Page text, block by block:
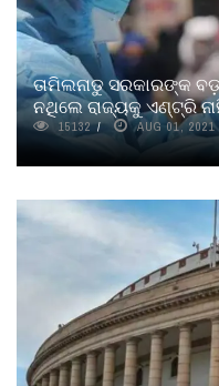
ତାମିଲନାଡୁ ସରକାରଙ୍କ
ନଥିଲେ ରାଜ୍ୟକୁ ଏଣ୍ଟ୍ରି
15132 AUG 01, 2021